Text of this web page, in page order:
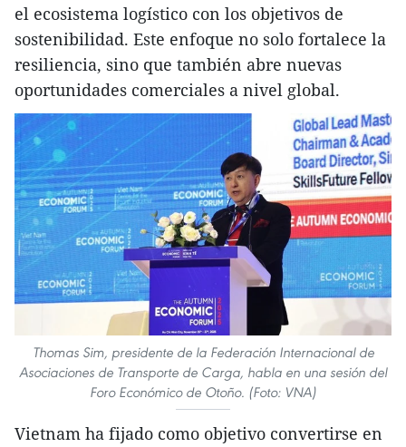
el ecosistema logístico con los objetivos de
sostenibilidad. Este enfoque no solo fortalece la
resiliencia, sino que también abre nuevas
oportunidades comerciales a nivel global.
Thomas Sim, presidente de la Federación Internacional de
Asociaciones de Transporte de Carga, habla en una sesión del
Foro Económico de Otoño. (Foto: VNA)
Vietnam ha fijado como objetivo convertirse en